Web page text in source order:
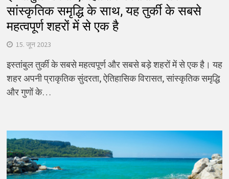
सांस्कृतिक समृद्धि के साथ, यह तुर्की के सबसे
महत्वपूर्ण शहरों में से एक है
15. जून 2023
इस्तांबुल तुर्की के सबसे महत्वपूर्ण और सबसे बड़े शहरों में से एक है। यह
शहर अपनी प्राकृतिक सुंदरता, ऐतिहासिक विरासत, सांस्कृतिक समृद्धि
और गुणों के…